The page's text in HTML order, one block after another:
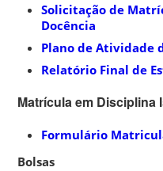
Solicitação de
Docência
Plano de Atividade
Relatório Final de
Matrícula em Disciplina
Formulário
Bolsas